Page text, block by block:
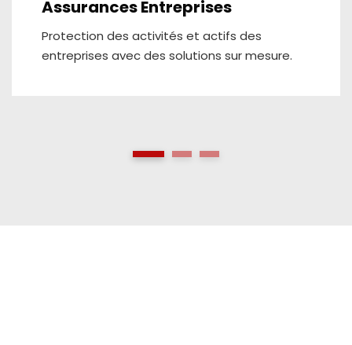
Assurances Entreprises
Protection des activités et actifs des
entreprises avec des solutions sur mesure.
1 2 3